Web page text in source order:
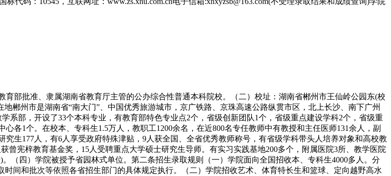
批准、隶属湖南省教育厅主管的公办综合性普通本科院校。（二）校址：湖南省郴州市王仙岭公园东(校
郴州市是湖南省“南大门”、中国优秀旅游城市，京广铁路、京珠高速公路纵贯市区，北上长沙、南下广州
系部，开设了33个本科专业，有教育部特色专业点2个，省级创新团队1个，省级重点建设学科2个，省级重
各1个。在校本、专科生1.5万人，教职工1200余名，在近800名专任教师中有教授和主任医师131余人，副
生177人，有6人享受政府特殊津贴，9人获全国、全省优秀教师称号，有省级学科带头人培养对象和高校教
曾宪梓教育基金奖，15人受聘重点大学硕士研究生导师。有实习实践基地200多个，附属医院3所、教学医院
（四）学院被授予省园林式单位。第二条招生录取规则（一）学院面向全国招收本、专科生4000多人。分
间和批次等依照各省招生部门的具体规定执行。（二）学院招收艺术、体育特长生和篮球、定向越野高水